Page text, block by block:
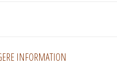
INFORMATION